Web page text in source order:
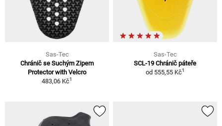
Sas-Tec
Chránič se Suchým Zipem
Protector with Velcro
483,06 Kč1
Sas-Tec
SCL-19 Chránič páteře
od 555,55 Kč1